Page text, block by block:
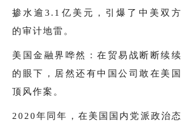
掺水逾3.1亿美元，引爆了中美双方
的审计地雷。
美国金融界哗然：在贸易战断断续续
的眼下，居然还有中国公司敢在美国
顶风作案。
2020年同年，在美国国内党派政治态